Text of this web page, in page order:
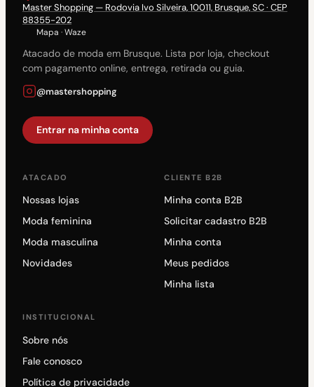
Master Shopping — Rodovia Ivo Silveira, 10011, Brusque, SC · CEP
88355-202
Mapa ·Waze
Atacado de moda em Brusque. Lista por loja, checkout
com pagamento online, entrega, retirada ou guia.
@mastershopping
Entrar na minha conta
ATACADO
Nossas lojas
Moda feminina
Moda masculina
Novidades
CLIENTE B2B
Minha conta B2B
Solicitar cadastro B2B
Minha conta
Meus pedidos
Minha lista
INSTITUCIONAL
Sobre nós
Fale conosco
Política de privacidade